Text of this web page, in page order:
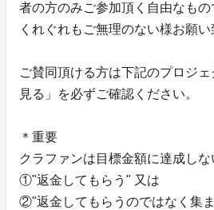
者の方のみご参加頂く自由なもの
くれぐれもご無理のない様お願い
ご賛同頂ける方は下記のプロジ
見る」を必ずご確認ください。
＊重要
クラファンは目標金額に達成し
①"返金してもらう" 又は
②"返金してもらうのではなく集